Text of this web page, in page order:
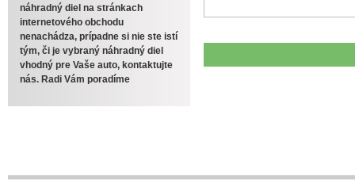
náhradný diel na stránkach
internetového obchodu
nenachádza, prípadne si nie ste istí
tým, či je vybraný náhradný diel
vhodný pre Vaše auto, kontaktujte
nás. Radi Vám poradíme